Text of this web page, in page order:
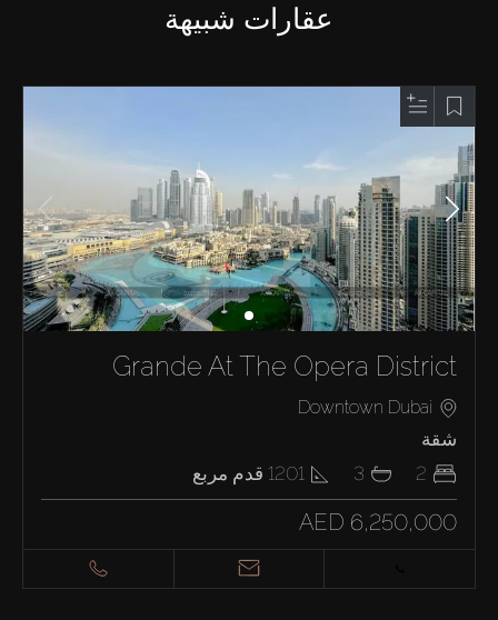
عقارات شبيهة
Grande At The Opera District
Downtown Dubai
شقة
2
3
1201 قدم مربع
AED 6,250,000